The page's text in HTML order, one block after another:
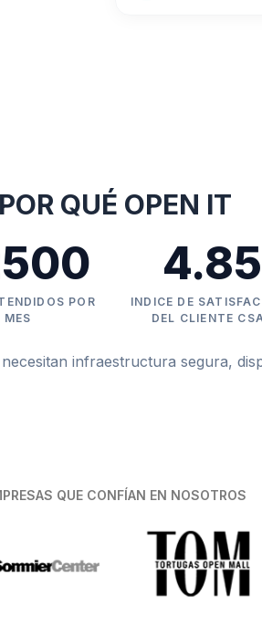
POR QUÉ OPEN IT
POR
MES
INDICE DE
DEL CLIENTE
4.85
infraestructura segura,
QUE CONFÍAN EN NOSOTROS